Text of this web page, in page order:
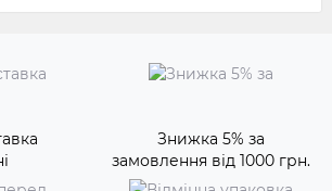
Знижка 5% за
замовлення від 1000 грн.